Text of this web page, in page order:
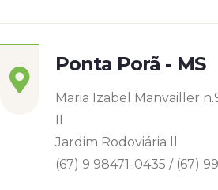
Ponta Porã - MS
Maria Izabel Manvailler
II
Jardim Rodoviária ll
(67) 9 98471-0435 / (67)